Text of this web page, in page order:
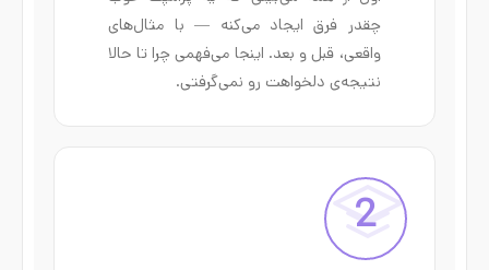
چقدر فرق ایجاد می‌کنه — با مثال‌های
واقعی، قبل و بعد. اینجا می‌فهمی چرا تا حالا
نتیجه‌ی دلخواهت رو نمی‌گرفتی.
2